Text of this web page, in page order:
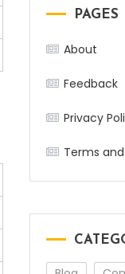
PAGES
About
Feedback
Privacy
Terms